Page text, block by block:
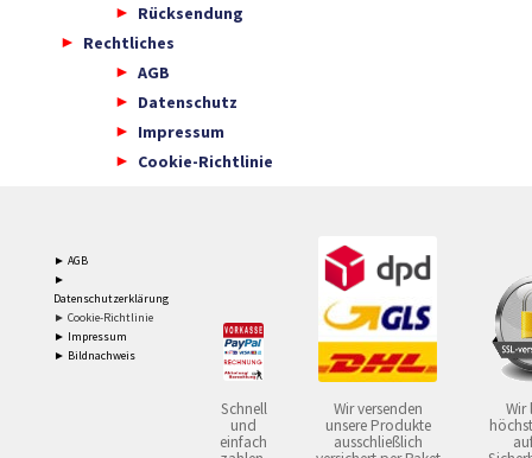
Rücksendung
Rechtliches
AGB
Datenschutz
Impressum
Cookie-Richtlinie
► AGB
►
Datenschutzerklärung
► Cookie-Richtlinie
► Impressum
► Bildnachweis
Schnell
und
einfach
Wir versenden
unsere Produkte
ausschließlich
Wir